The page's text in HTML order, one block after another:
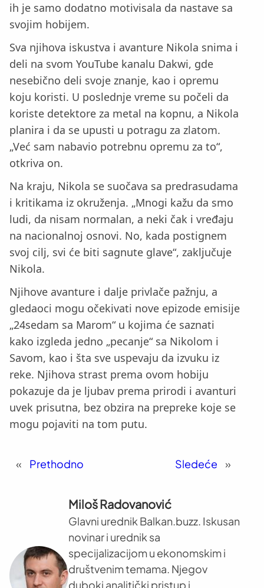
ih je samo dodatno motivisala da nastave sa
svojim hobijem.
Sva njihova iskustva i avanture Nikola snima i
deli na svom YouTube kanalu Dakwi, gde
nesebično deli svoje znanje, kao i opremu
koju koristi. U poslednje vreme su počeli da
koriste detektore za metal na kopnu, a Nikola
planira i da se upusti u potragu za zlatom.
„Već sam nabavio potrebnu opremu za to“,
otkriva on.
Na kraju, Nikola se suočava sa predrasudama
i kritikama iz okruženja. „Mnogi kažu da smo
ludi, da nisam normalan, a neki čak i vređaju
na nacionalnoj osnovi. No, kada postignem
svoj cilj, svi će biti sagnute glave“, zaključuje
Nikola.
Njihove avanture i dalje privlače pažnju, a
gledaoci mogu očekivati nove epizode emisije
„24sedam sa Marom“ u kojima će saznati
kako izgleda jedno „pecanje“ sa Nikolom i
Savom, kao i šta sve uspevaju da izvuku iz
reke. Njihova strast prema ovom hobiju
pokazuje da je ljubav prema prirodi i avanturi
uvek prisutna, bez obzira na prepreke koje se
mogu pojaviti na tom putu.
« Prethodno Sledeće »
Miloš Radovanović
Glavni urednik Balkan.buzz. Iskusan
novinar i urednik sa
specijalizacijom u ekonomskim i
društvenim temama. Njegov
duboki analitički pristup i